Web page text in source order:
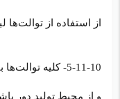
از استفاده از
5-11-10- كليه
و از محيط توليد دور